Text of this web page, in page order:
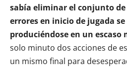
sabía eliminar el conjunto de
errores en inicio de jugada
produciéndose en un escaso
solo minuto dos acciones de
un mismo final para